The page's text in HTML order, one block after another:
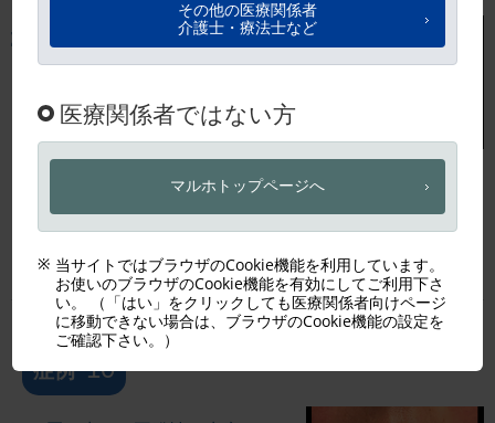
発熱、関節炎、痛みを伴う皮膚の
結節
症例 10